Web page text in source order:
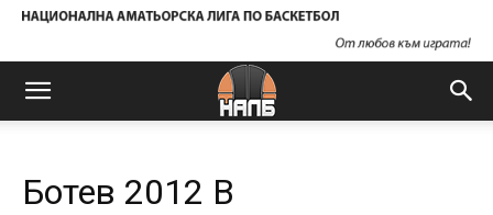
Ботев 2012 В